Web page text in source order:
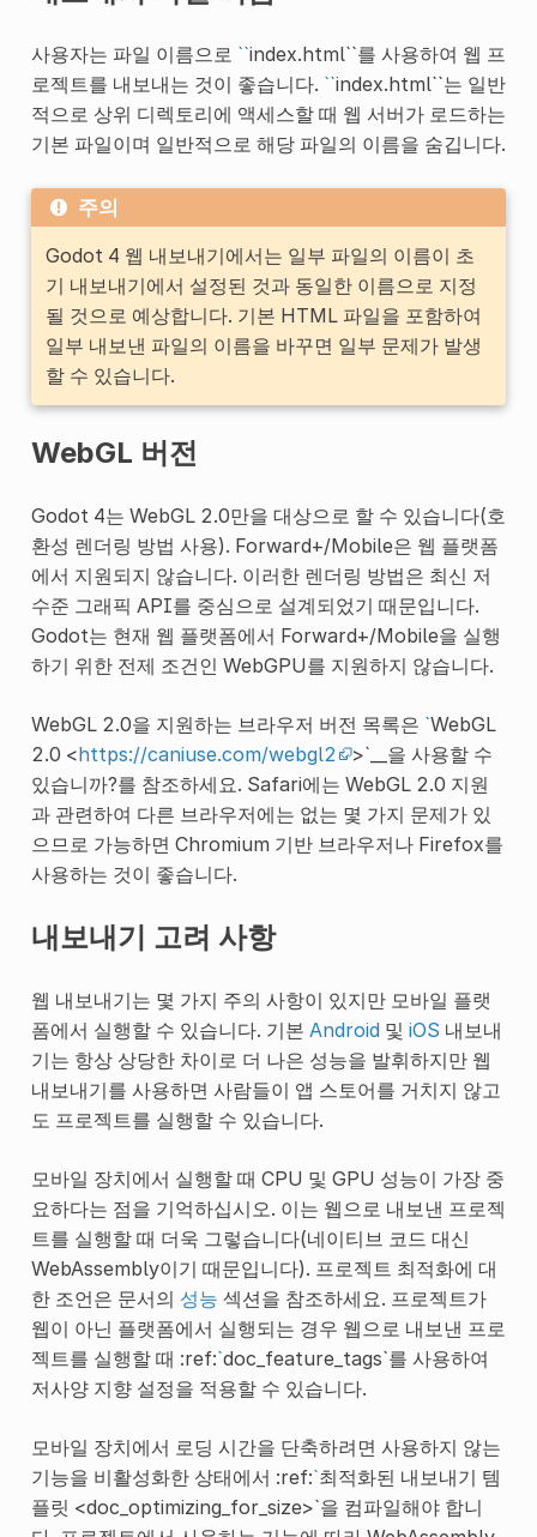
사용자는 파일 이름으로 ``index.html``를 사용하여 웹 프
로젝트를 내보내는 것이 좋습니다. ``index.html``는 일반
적으로 상위 디렉토리에 액세스할 때 웹 서버가 로드하는
기본 파일이며 일반적으로 해당 파일의 이름을 숨깁니다.
주의
Godot 4 웹 내보내기에서는 일부 파일의 이름이 초
기 내보내기에서 설정된 것과 동일한 이름으로 지정
될 것으로 예상합니다. 기본 HTML 파일을 포함하여
일부 내보낸 파일의 이름을 바꾸면 일부 문제가 발생
할 수 있습니다.
WebGL 버전
Godot 4는 WebGL 2.0만을 대상으로 할 수 있습니다(호
환성 렌더링 방법 사용). Forward+/Mobile은 웹 플랫폼
에서 지원되지 않습니다. 이러한 렌더링 방법은 최신 저
수준 그래픽 API를 중심으로 설계되었기 때문입니다.
Godot는 현재 웹 플랫폼에서 Forward+/Mobile을 실행
하기 위한 전제 조건인 WebGPU를 지원하지 않습니다.
WebGL 2.0을 지원하는 브라우저 버전 목록은 `WebGL
2.0 <https://caniuse.com/webgl2
>`__을 사용할 수
있습니까?를 참조하세요. Safari에는 WebGL 2.0 지원
과 관련하여 다른 브라우저에는 없는 몇 가지 문제가 있
으므로 가능하면 Chromium 기반 브라우저나 Firefox를
사용하는 것이 좋습니다.
내보내기 고려 사항
웹 내보내기는 몇 가지 주의 사항이 있지만 모바일 플랫
폼에서 실행할 수 있습니다. 기본 Android및 iOS 내보내
기는 항상 상당한 차이로 더 나은 성능을 발휘하지만 웹
내보내기를 사용하면 사람들이 앱 스토어를 거치지 않고
도 프로젝트를 실행할 수 있습니다.
모바일 장치에서 실행할 때 CPU 및 GPU 성능이 가장 중
요하다는 점을 기억하십시오. 이는 웹으로 내보낸 프로젝
트를 실행할 때 더욱 그렇습니다(네이티브 코드 대신
WebAssembly이기 때문입니다). 프로젝트 최적화에 대
한 조언은 문서의 성능 섹션을 참조하세요. 프로젝트가
웹이 아닌 플랫폼에서 실행되는 경우 웹으로 내보낸 프로
젝트를 실행할 때 :ref:`doc_feature_tags`를 사용하여
저사양 지향 설정을 적용할 수 있습니다.
모바일 장치에서 로딩 시간을 단축하려면 사용하지 않는
기능을 비활성화한 상태에서 :ref:`최적화된 내보내기 템
플릿 <doc_optimizing_for_size>`을 컴파일해야 합니